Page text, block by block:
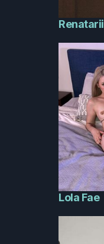
Renatarii
Lola Fae